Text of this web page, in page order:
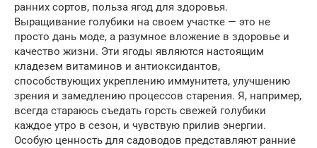
ранних сортов, польза ягод для здоровья.
Выращивание голубики на своем участке — это не
просто дань моде, а разумное вложение в здоровье и
качество жизни. Эти ягоды являются настоящим
кладезем витаминов и антиоксидантов,
способствующих укреплению иммунитета, улучшению
зрения и замедлению процессов старения. Я, например,
всегда стараюсь съедать горсть свежей голубики
каждое утро в сезон, и чувствую прилив энергии.
Особую ценность для садоводов представляют ранние